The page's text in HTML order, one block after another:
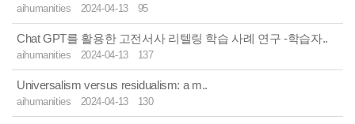
aihumanities 2024-04-13 95
Chat GPT를 활용한 고전서사 리텔링 학습 사례 연구 -학습자..
aihumanities 2024-04-13 137
Universalism versus residualism: a m..
aihumanities 2024-04-13 130